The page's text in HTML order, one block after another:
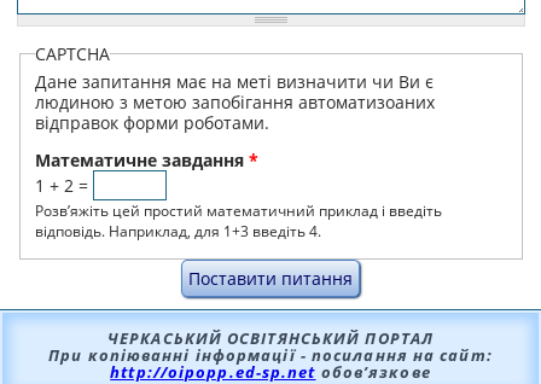
CAPTCHA
Дане запитання має на меті визначити чи Ви є
людиною з метою запобігання автоматизоаних
відправок форми роботами.
Математичне завдання *
1 + 2 =
Розв’яжіть цей простий математичний приклад і введіть
відповідь. Наприклад, для 1+3 введіть 4.
ВЕРТИКАЛЬНІ ВКЛАДКИ
ЧЕРКАСЬКИЙ ОСВІТЯНСЬКИЙ ПОРТАЛ
При копіюванні інформації - посилання на сайт:
http://oipopp.ed-sp.net обов’язкове